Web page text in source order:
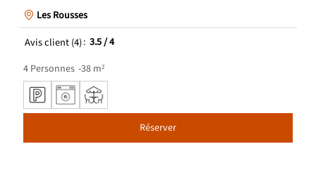
Les Rousses
Avis client(4) 3.5/ 4
4 Personnes 38 m²
Réserver